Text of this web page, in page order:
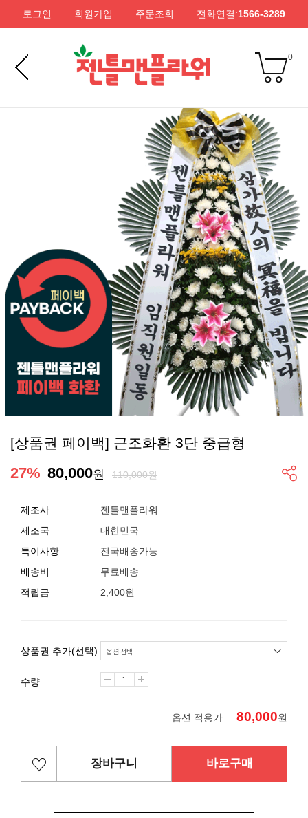
로그인 회원가입 주문조회 전화연결:1566-3289
0
[상품권 페이백] 근조화환 3단 중급형
27% 80,000원 110,000원
제조사
젠틀맨플라워
제조국
대한민국
특이사항
전국배송가능
배송비
무료배송
적립금
2,400원
상품권 추가(선택)
수량
옵션 적용가 80,000원
장바구니 바로구매